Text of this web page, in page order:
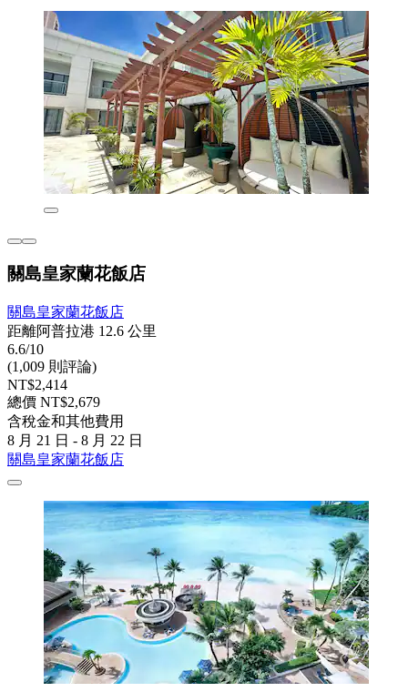
關島皇家蘭花飯店
關島皇家蘭花飯店
距離阿普拉港 12.6 公里
6.6/10
(1,009 則評論)
NT$2,414
總價 NT$2,679
含稅金和其他費用
8 月 21 日 - 8 月 22 日
關島皇家蘭花飯店